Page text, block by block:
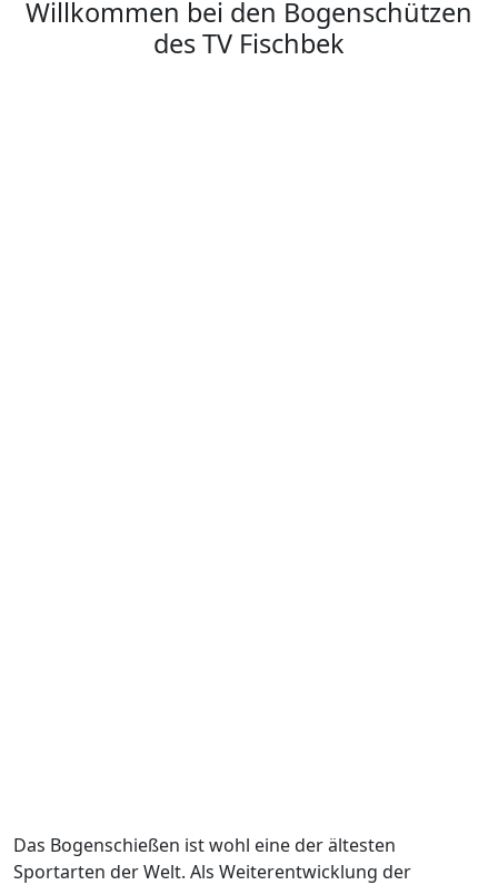
Willkommen bei den Bogenschützen
des TV Fischbek
Das Bogenschießen ist wohl eine der ältesten
Sportarten der Welt. Als Weiterentwicklung der